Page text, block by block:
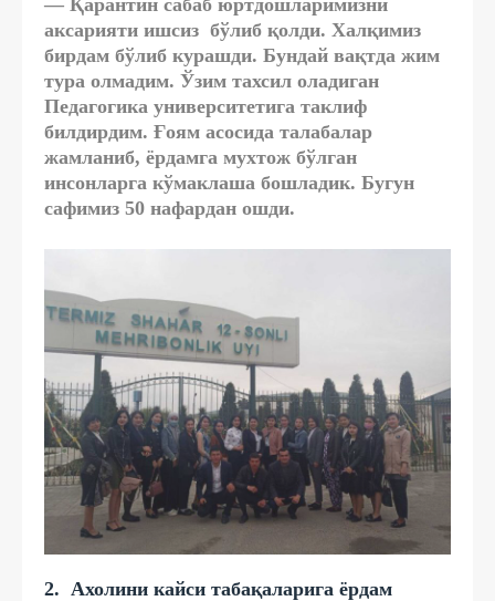
аксарияти ишсиз бўлиб қолди. Халқимиз
бирдам бўлиб курашди. Бундай вақтда жим
тура олмадим. Ўзим тахсил оладиган
Педагогика университетига таклиф
билдирдим. Ғоям асосида талабалар
жамланиб, ёрдамга мухтож бўлган
инсонларга кўмаклаша бошладик. Бугун
сафимиз 50 нафардан ошди.
2. Ахолини кайси табақаларига ёрдам